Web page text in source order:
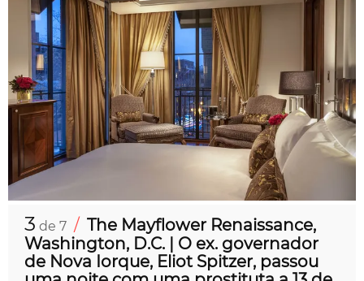
3 de 7 / The Mayflower Renaissance,
Washington, D.C. | O ex. governador
de Nova Iorque, Eliot Spitzer, passou